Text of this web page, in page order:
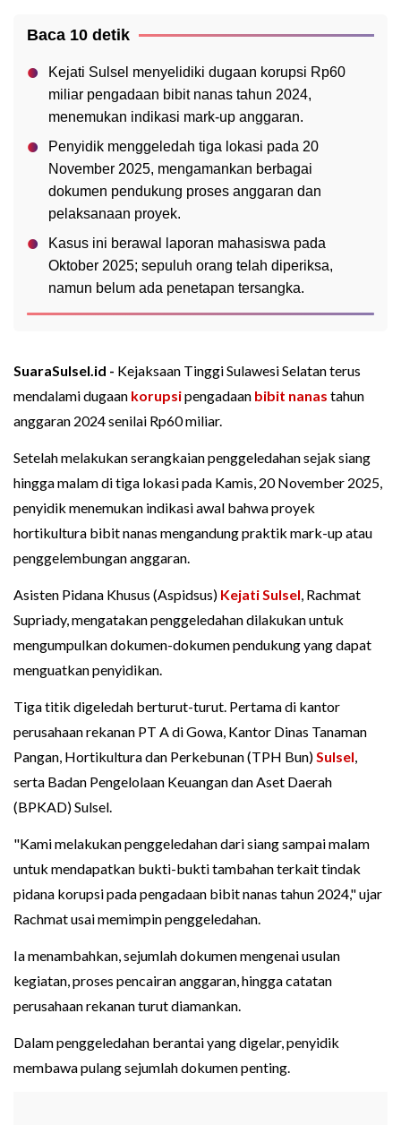
Baca 10 detik
Kejati Sulsel menyelidiki dugaan korupsi Rp60
miliar pengadaan bibit nanas tahun 2024,
menemukan indikasi mark-up anggaran.
Penyidik menggeledah tiga lokasi pada 20
November 2025, mengamankan berbagai
dokumen pendukung proses anggaran dan
pelaksanaan proyek.
Kasus ini berawal laporan mahasiswa pada
Oktober 2025; sepuluh orang telah diperiksa,
namun belum ada penetapan tersangka.
SuaraSulsel.id - Kejaksaan Tinggi Sulawesi Selatan terus
mendalami dugaan korupsipengadaan bibit nanas tahun
anggaran 2024 senilai Rp60 miliar.
Setelah melakukan serangkaian penggeledahan sejak siang
hingga malam di tiga lokasi pada Kamis, 20 November 2025,
penyidik menemukan indikasi awal bahwa proyek
hortikultura bibit nanas mengandung praktik mark-up atau
penggelembungan anggaran.
Asisten Pidana Khusus (Aspidsus) Kejati Sulsel, Rachmat
Supriady, mengatakan penggeledahan dilakukan untuk
mengumpulkan dokumen-dokumen pendukung yang dapat
menguatkan penyidikan.
Tiga titik digeledah berturut-turut. Pertama di kantor
perusahaan rekanan PT A di Gowa, Kantor Dinas Tanaman
Pangan, Hortikultura dan Perkebunan (TPH Bun)Sulsel,
serta Badan Pengelolaan Keuangan dan Aset Daerah
(BPKAD) Sulsel.
"Kami melakukan penggeledahan dari siang sampai malam
untuk mendapatkan bukti-bukti tambahan terkait tindak
pidana korupsi pada pengadaan bibit nanas tahun 2024," ujar
Rachmat usai memimpin penggeledahan.
Ia menambahkan, sejumlah dokumen mengenai usulan
kegiatan, proses pencairan anggaran, hingga catatan
perusahaan rekanan turut diamankan.
Dalam penggeledahan berantai yang digelar, penyidik
membawa pulang sejumlah dokumen penting.